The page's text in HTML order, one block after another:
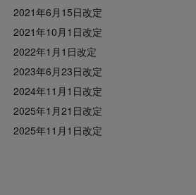
2021年6月15日改定
2021年10月1日改定
2022年1月1日改定
2023年6月23日改定
2024年11月1日改定
2025年1月21日改定
2025年11月1日改定